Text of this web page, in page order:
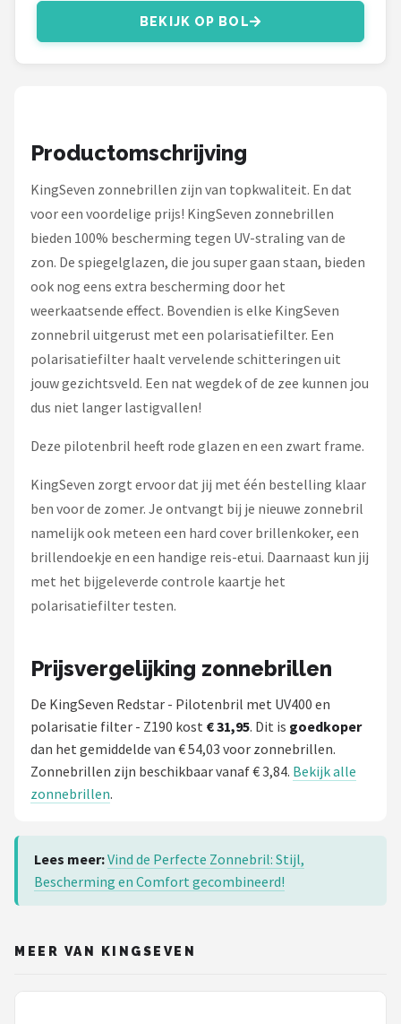
BEKIJK OP BOL
Productomschrijving
KingSeven zonnebrillen zijn van topkwaliteit. En dat
voor een voordelige prijs! KingSeven zonnebrillen
bieden 100% bescherming tegen UV-straling van de
zon. De spiegelglazen, die jou super gaan staan, bieden
ook nog eens extra bescherming door het
weerkaatsende effect. Bovendien is elke KingSeven
zonnebril uitgerust met een polarisatiefilter. Een
polarisatiefilter haalt vervelende schitteringen uit
jouw gezichtsveld. Een nat wegdek of de zee kunnen jou
dus niet langer lastigvallen!
Deze pilotenbril heeft rode glazen en een zwart frame.
KingSeven zorgt ervoor dat jij met één bestelling klaar
ben voor de zomer. Je ontvangt bij je nieuwe zonnebril
namelijk ook meteen een hard cover brillenkoker, een
brillendoekje en een handige reis-etui. Daarnaast kun jij
met het bijgeleverde controle kaartje het
polarisatiefilter testen.
Prijsvergelijking zonnebrillen
De KingSeven Redstar - Pilotenbril met UV400 en
polarisatie filter - Z190 kost € 31,95. Dit is goedkoper
dan het gemiddelde van € 54,03 voor zonnebrillen.
Zonnebrillen zijn beschikbaar vanaf € 3,84. Bekijk alle
zonnebrillen.
Lees meer:Vind de Perfecte Zonnebril: Stijl,
Bescherming en Comfort gecombineerd!
MEER VAN KINGSEVEN